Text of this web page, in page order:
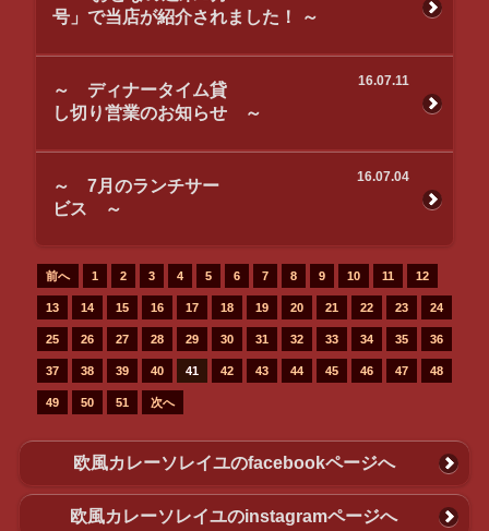
号」で当店が紹介されました！ ～
16.07.11
～ ディナータイム貸
し切り営業のお知らせ ～
16.07.04
～ 7月のランチサー
ビス ～
前へ 1 2 3 4 5 6 7 8 9 10 11 12
13 14 15 16 17 18 19 20 21 22 23 24
25 26 27 28 29 30 31 32 33 34 35 36
37 38 39 40 41 42 43 44 45 46 47 48
49 50 51 次へ
欧風カレーソレイユのfacebookページへ
欧風カレーソレイユのinstagramページへ